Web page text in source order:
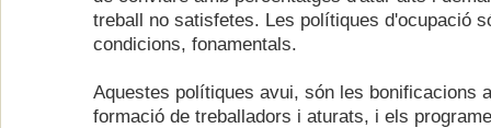
treball no satisfetes. Les polítiques d'ocupació
condicions, fonamentals.
Aquestes polítiques avui, són les bonificacions
formació de treballadors i aturats, i els